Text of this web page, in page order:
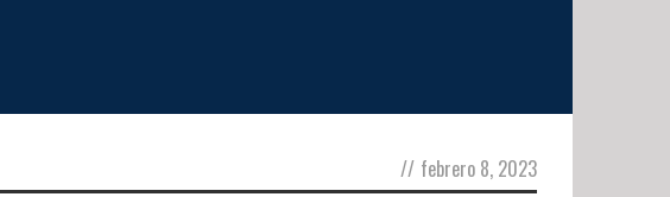
// febrero 8, 2023